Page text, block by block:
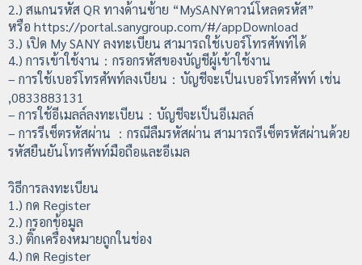
2.) สแกนรหัส QR ทางด้านซ้าย “MySANYดาวน์โหลดรหัส”
หรือ https://portal.sanygroup.com/#/appDownload
3.) เปิด My SANY ลงทะเบียน สามารถใช้เบอร์โทรศัพท์ได้
4.) การเข้าใช้งาน：กรอกรหัสของบัญชีผู้เข้าใช้งาน
– การใช้เบอร์โทรศัพท์ลงเบียน：บัญชีจะเป็นเบอร์โทรศัพท์ เช่น
,0833883131
– การใช้อีเมลล์ลงทะเบียน：บัญชีจะเป็นอีเมลล์
– การรีเซ็ตรหัสผ่าน ：กรณีลืมรหัสผ่าน สามารถรีเซ็ตรหัสผ่านด้วย
รหัสยืนยันโทรศัพท์มือถือและอีเมล
วิธีการลงทะเบียน
1.) กด Register
2.) กรอกข้อมูล
3.) ติ๊กเครื่องหมายถูกในช่อง
4.) กด Register